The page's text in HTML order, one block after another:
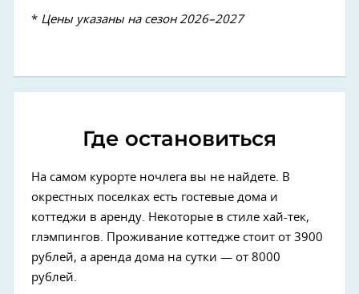
* Цены указаны на сезон 2026–2027
Где остановиться
На самом курорте ночлега вы не найдете. В
окрестных поселках есть гостевые дома и
коттеджи в аренду. Некоторые в стиле хай-тек,
глэмпингов. Проживание коттедже стоит от 3900
рублей, а аренда дома на сутки — от 8000
рублей.